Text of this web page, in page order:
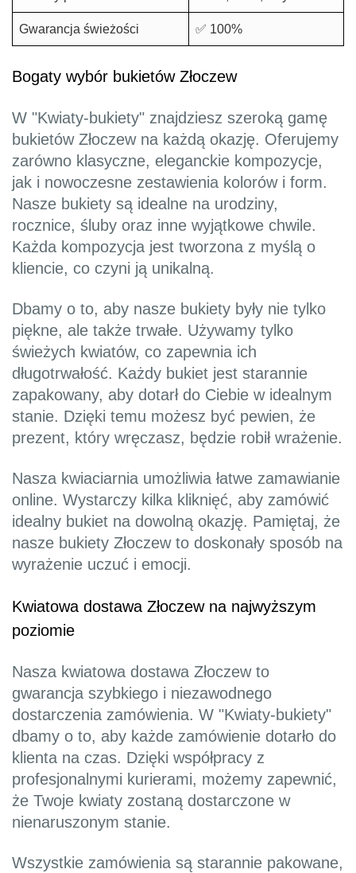
Gwarancja świeżości ✅ 100%
Bogaty wybór bukietów Złoczew
W "Kwiaty-bukiety" znajdziesz szeroką gamę
bukietów Złoczew na każdą okazję. Oferujemy
zarówno klasyczne, eleganckie kompozycje,
jak i nowoczesne zestawienia kolorów i form.
Nasze bukiety są idealne na urodziny,
rocznice, śluby oraz inne wyjątkowe chwile.
Każda kompozycja jest tworzona z myślą o
kliencie, co czyni ją unikalną.
Dbamy o to, aby nasze bukiety były nie tylko
piękne, ale także trwałe. Używamy tylko
świeżych kwiatów, co zapewnia ich
długotrwałość. Każdy bukiet jest starannie
zapakowany, aby dotarł do Ciebie w idealnym
stanie. Dzięki temu możesz być pewien, że
prezent, który wręczasz, będzie robił wrażenie.
Nasza kwiaciarnia umożliwia łatwe zamawianie
online. Wystarczy kilka kliknięć, aby zamówić
idealny bukiet na dowolną okazję. Pamiętaj, że
nasze bukiety Złoczew to doskonały sposób na
wyrażenie uczuć i emocji.
Kwiatowa dostawa Złoczew na najwyższym
poziomie
Nasza kwiatowa dostawa Złoczew to
gwarancja szybkiego i niezawodnego
dostarczenia zamówienia. W "Kwiaty-bukiety"
dbamy o to, aby każde zamówienie dotarło do
klienta na czas. Dzięki współpracy z
profesjonalnymi kurierami, możemy zapewnić,
że Twoje kwiaty zostaną dostarczone w
nienaruszonym stanie.
Wszystkie zamówienia są starannie pakowane,